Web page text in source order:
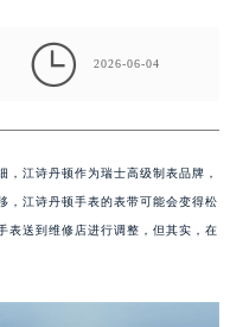
 2026-06-04
江诗丹顿作为瑞士高级制表品牌，
，江诗丹顿手表的表带可能会变得松
表送到维修店进行调整，但其实，在